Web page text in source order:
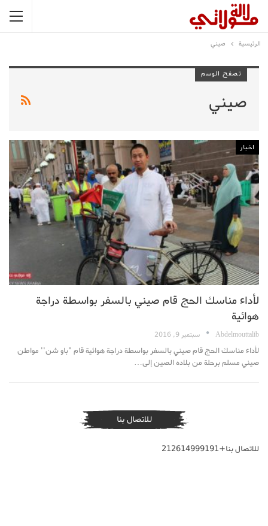
الرئيسية صيني
تصفح الوسم
صيني
اخبار
لأداء مناسك الحج قام صيني بالسفر بواسطة دراجة
هوائية
Abdelmouttalib سبتمبر 9, 2016
لأداء مناسك الحج قام صيني بالسفر بواسطة دراجة هوائية قام "باو شن'' مواطن
صيني مسلم برحلة من بلاده الصين إلى…
للاتصال بنا
للاتصال بنا+212614999191